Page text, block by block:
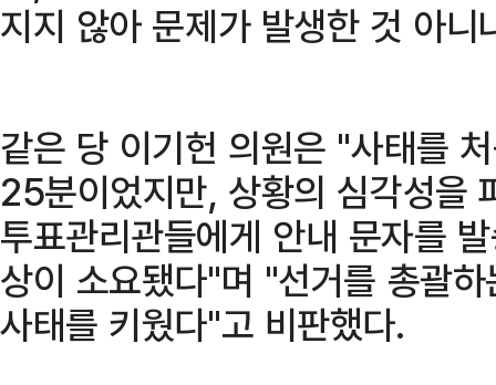
지지 않아 문제가 발생한 것 아니
같은 당 이기헌 의원은 "사태를
25분이었지만, 상황의 심각성을
투표관리관들에게 안내 문자를
상이 소요됐다"며 "선거를 총괄
사태를 키웠다"고 비판했다.